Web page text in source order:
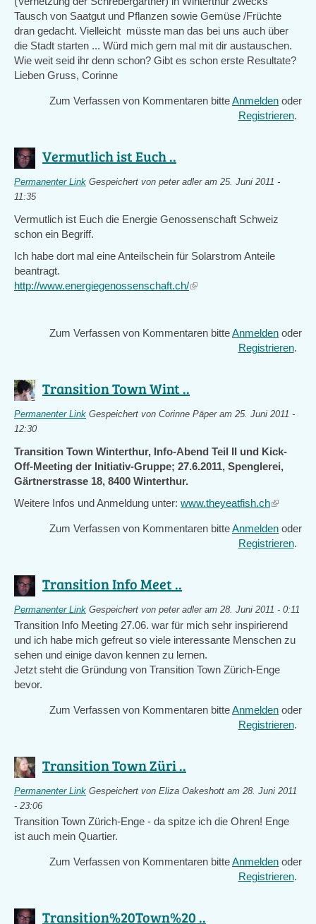
Tausch von Saatgut und Pflanzen sowie Gemüse /Früchte
dran gedacht. Vielleicht müsste man das bei uns auch über
die Stadt starten ... Würd mich gern mal mit dir austauschen.
Wie weit seid ihr denn schon? Gibt es schon erste Resultate?
Lieben Gruss, Corinne
Zum Verfassen von Kommentaren bitteAnmelden oder
Registrieren.
Vermutlich ist Euch ..
Permanenter Link Gespeichert von peter adleram 25. Juni 2011 -
11:35
Vermutlich ist Euch die Energie Genossenschaft Schweiz
schon ein Begriff.
Ich habe dort mal eine Anteilschein für Solarstrom Anteile
beantragt.
http://www.energiegenossenschaft.ch/(link
Zum Verfassen von Kommentaren bitteAnmelden oder
Registrieren.
Transition Town Wint ..
Permanenter Link Gespeichert von Corinne Päperam 25. Juni 2011 -
12:30
Transition Town Winterthur, Info-Abend Teil II und Kick-
Off-Meeting der Initiativ-Gruppe; 27.6.2011, Spenglerei,
Gärtnerstrasse 18, 8400 Winterthur.
Weitere Infos und Anmeldung unter: www.theyeatfish.ch(link
external)
Zum Verfassen von Kommentaren bitteAnmelden oder
Registrieren.
Transition Info Meet ..
Permanenter Link Gespeichert von peter adleram 28. Juni 2011 - 0:11
Transition Info Meeting 27.06. war für mich sehr inspirierend
und ich habe mich gefreut so viele interessante Menschen zu
sehen und einige davon kennen zu lernen.
Jetzt steht die Gründung von Transition Town Zürich-Enge
bevor.
Zum Verfassen von Kommentaren bitteAnmelden oder
Registrieren.
Transition Town Züri ..
Permanenter Link Gespeichert von Eliza Oakeshott am 28. Juni 2011
- 23:06
Transition Town Zürich-Enge - da spitze ich die Ohren! Enge
ist auch mein Quartier.
Zum Verfassen von Kommentaren bitteAnmelden oder
Registrieren.
Transition%20Town%20 ..